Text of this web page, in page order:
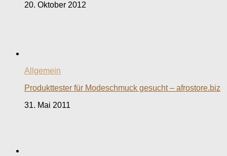
20. Oktober 2012
Allgemein
Produkttester für Modeschmuck gesucht – afrostore.biz
31. Mai 2011